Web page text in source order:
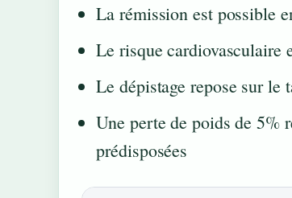
La rémission est possible
Le risque cardiovasculaire
Le dépistage repose sur le
Une perte de poids de 5%
prédisposées